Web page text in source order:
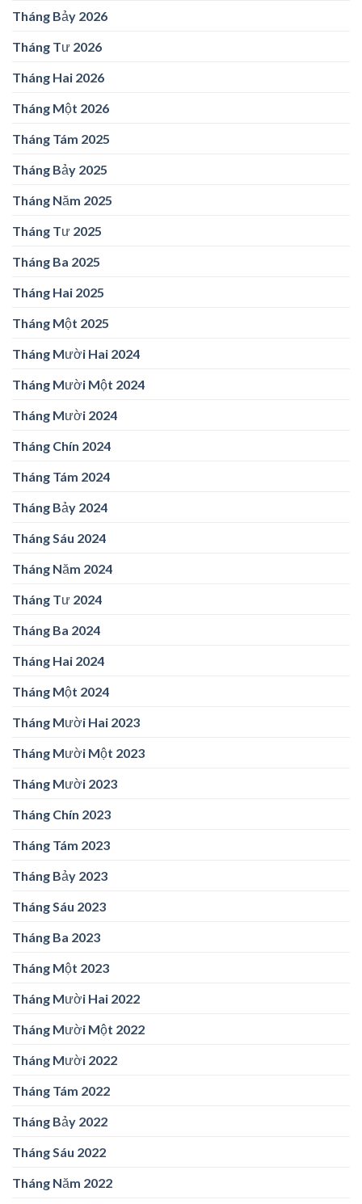
Tháng Bảy 2026
Tháng Tư 2026
Tháng Hai 2026
Tháng Một 2026
Tháng Tám 2025
Tháng Bảy 2025
Tháng Năm 2025
Tháng Tư 2025
Tháng Ba 2025
Tháng Hai 2025
Tháng Một 2025
Tháng Mười Hai 2024
Tháng Mười Một 2024
Tháng Mười 2024
Tháng Chín 2024
Tháng Tám 2024
Tháng Bảy 2024
Tháng Sáu 2024
Tháng Năm 2024
Tháng Tư 2024
Tháng Ba 2024
Tháng Hai 2024
Tháng Một 2024
Tháng Mười Hai 2023
Tháng Mười Một 2023
Tháng Mười 2023
Tháng Chín 2023
Tháng Tám 2023
Tháng Bảy 2023
Tháng Sáu 2023
Tháng Ba 2023
Tháng Một 2023
Tháng Mười Hai 2022
Tháng Mười Một 2022
Tháng Mười 2022
Tháng Tám 2022
Tháng Bảy 2022
Tháng Sáu 2022
Tháng Năm 2022